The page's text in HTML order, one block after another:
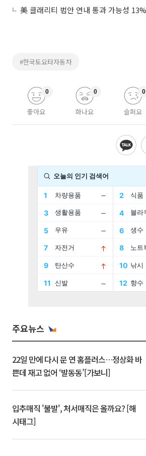
#한국토요타자동차
좋아요
0
화나요
0
슬퍼요
0
주요뉴스
22일 만에 다시 문 연 홈플러스…정상화 바
쁜데 재고 없어 ‘발동동’[가보니]
입추매직 '불발', 처서매직은 올까요? [해
시태그]